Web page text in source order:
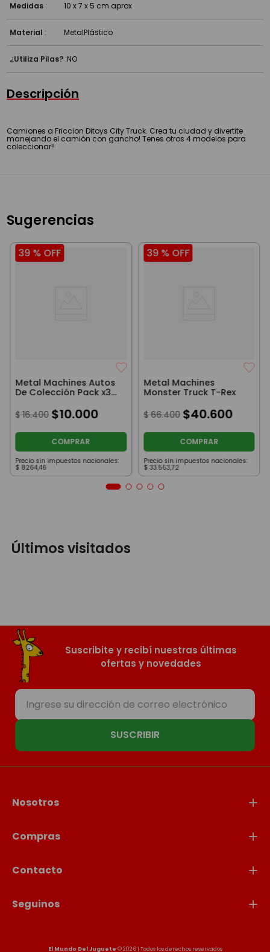
Medidas : 10 x 7 x 5 cm aprox
Material : MetalPlástico
¿Utiliza Pilas? :NO
Descripción
Camiones a Friccion Ditoys City Truck. Crea tu ciudad y divertite
manejando el camión con gancho! Tenes otros 4 modelos para
coleccionar!!
Sugerencias
39 % OFF
Metal Machines Autos
De Colección Pack x3
$ 16.400 $10.000
COMPRAR
Precio sin impuestos nacionales:
$ 8264,46
39 % OFF
Metal Machines
Monster Truck T-Rex
$ 66.400 $40.600
COMPRAR
Precio sin impuestos nacionales:
$ 33.553,72
Últimos visitados
Suscribite y recibí nuestras últimas
ofertas y novedades
SUSCRIBIR
Nosotros
Compras
Contacto
Seguinos
El Mundo Del Juguete © 2026 | Todos los derechos reservados